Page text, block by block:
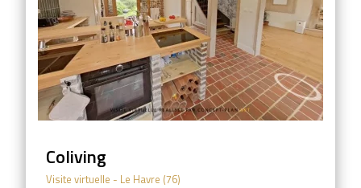
Coliving
Visite virtuelle - Le Havre (76)